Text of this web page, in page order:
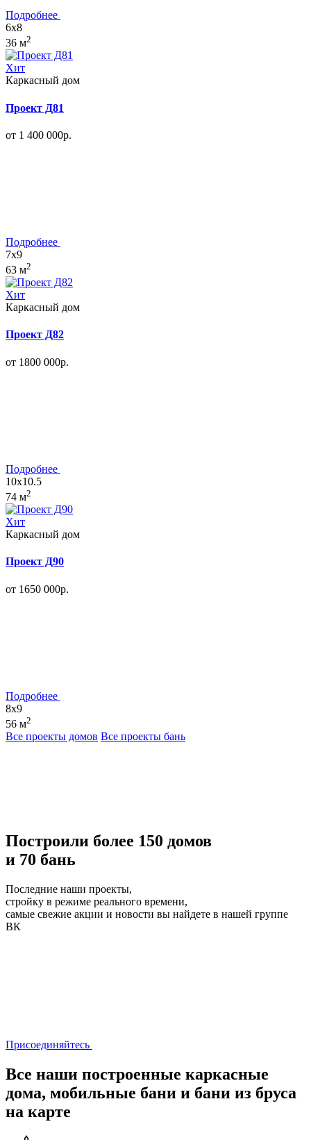
Подробнее
6x8
36 м2
Хит
Каркасный дом
Проект Д81
от 1 400 000р.
Подробнее
7x9
63 м2
Хит
Каркасный дом
Проект Д82
от 1800 000р.
Подробнее
10x10.5
74 м2
Хит
Каркасный дом
Проект Д90
от 1650 000р.
Подробнее
8x9
56 м2
Все проекты домов Все проекты бань
Построили более 150 домов
и 70 бань
Последние наши проекты,
стройку в режиме реального времени,
самые свежие акции и новости вы найдете в нашей группе
ВК
Присоединяйтесь
Все наши построенные каркасные
дома, мобильные бани и бани из бруса
на карте